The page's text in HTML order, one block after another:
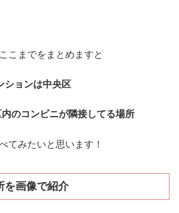
こまでをまとめますと
ョンは中央区
のコンビニが隣接してる場所
てみたいと思います！
を画像で紹介